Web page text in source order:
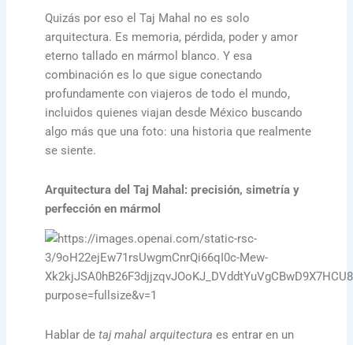
Quizás por eso el Taj Mahal no es solo
arquitectura. Es memoria, pérdida, poder y amor
eterno tallado en mármol blanco. Y esa
combinación es lo que sigue conectando
profundamente con viajeros de todo el mundo,
incluidos quienes viajan desde México buscando
algo más que una foto: una historia que realmente
se siente.
Arquitectura del Taj Mahal: precisión, simetría y
perfección en mármol
Hablar detaj mahal arquitectura es entrar en un